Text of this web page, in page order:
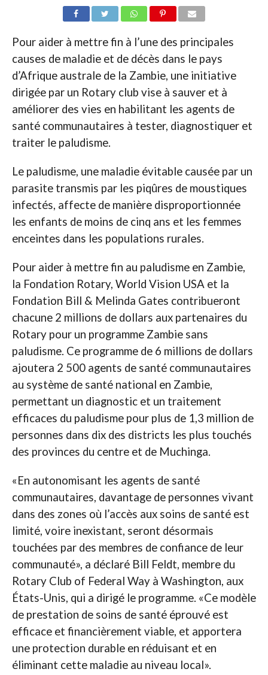
Pour aider à mettre fin à l’une des principales
causes de maladie et de décès dans le pays
d’Afrique australe de la Zambie, une initiative
dirigée par un Rotary club vise à sauver et à
améliorer des vies en habilitant les agents de
santé communautaires à tester, diagnostiquer et
traiter le paludisme.
Le paludisme, une maladie évitable causée par un
parasite transmis par les piqûres de moustiques
infectés, affecte de manière disproportionnée
les enfants de moins de cinq ans et les femmes
enceintes dans les populations rurales.
Pour aider à mettre fin au paludisme en Zambie,
la Fondation Rotary, World Vision USA et la
Fondation Bill & Melinda Gates contribueront
chacune 2 millions de dollars aux partenaires du
Rotary pour un programme Zambie sans
paludisme. Ce programme de 6 millions de dollars
ajoutera 2 500 agents de santé communautaires
au système de santé national en Zambie,
permettant un diagnostic et un traitement
efficaces du paludisme pour plus de 1,3 million de
personnes dans dix des districts les plus touchés
des provinces du centre et de Muchinga.
«En autonomisant les agents de santé
communautaires, davantage de personnes vivant
dans des zones où l’accès aux soins de santé est
limité, voire inexistant, seront désormais
touchées par des membres de confiance de leur
communauté», a déclaré Bill Feldt, membre du
Rotary Club of Federal Way à Washington, aux
États-Unis, qui a dirigé le programme. «Ce modèle
de prestation de soins de santé éprouvé est
efficace et financièrement viable, et apportera
une protection durable en réduisant et en
éliminant cette maladie au niveau local».